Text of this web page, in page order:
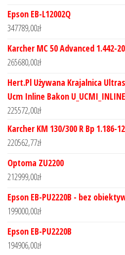
Epson EB-L12002Q
347789,00zł
Karcher MC 50 Advanced 1.442-
265680,00zł
Hert.Pl Używana Krajalnica
Ucm Inline Bakon U_UCMI_INLINE
225572,00zł
Karcher KM 130/300 R Bp 1.186-
220562,77zł
Optoma ZU2200
212999,00zł
Epson EB-PU2220B - bez
199000,00zł
Epson EB-PU2220B
194906,00zł